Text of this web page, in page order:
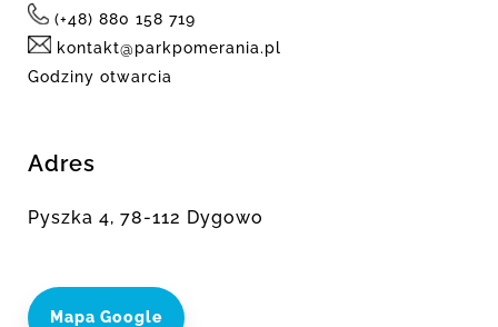
(+48) 880 158 719
kontakt@parkpomerania.pl
Godziny otwarcia
Adres
Pyszka 4, 78-112 Dygowo
Mapa Google